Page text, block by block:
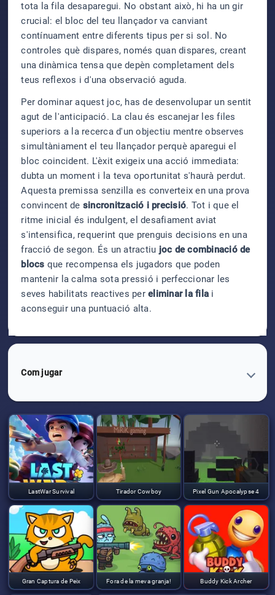
tota la fila desaparegui. No obstant això, hi ha un gir
crucial: el bloc del teu llançador va canviant
contínuament entre diferents tipus per si sol. No
controles què dispares, només quan dispares, creant
una dinàmica tensa que depèn completament dels
teus reflexos i d'una observació aguda.
Per dominar aquest joc, has de desenvolupar un sentit
agut de l'anticipació. La clau és escanejar les files
superiors a la recerca d'un objectiu mentre observes
simultàniament el teu llançador perquè aparegui el
bloc coincident. L'èxit exigeix una acció immediata:
dubta un moment i la teva oportunitat s'haurà perdut.
Aquesta premissa senzilla es converteix en una prova
convincent de sincronització i precisió. Tot i que el
ritme inicial és indulgent, el desafiament aviat
s'intensifica, requerint que prenguis decisions en una
fracció de segon. És un atractiu joc de combinació de
blocs que recompensa els jugadors que poden
mantenir la calma sota pressió i perfeccionar les
seves habilitats reactives pereliminar la fila i
aconseguir una puntuació alta.
Com jugar
LastWar Survival Tirador Cowboy Pixel Gun Apocalypse 4
Gran Captura de Peix Fora de la meva granja! Buddy Kick Archer